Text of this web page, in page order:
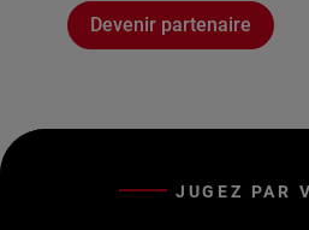
Devenir partenaire
JUGEZ PAR